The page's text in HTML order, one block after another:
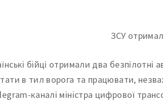
бійці отримали два
в тил ворога та працювати,
каналі міністра цифрової